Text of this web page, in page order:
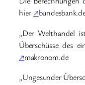
hier ↗
„Der Welthandel
Überschüsse des
↗makronom.de
„Ungesunder